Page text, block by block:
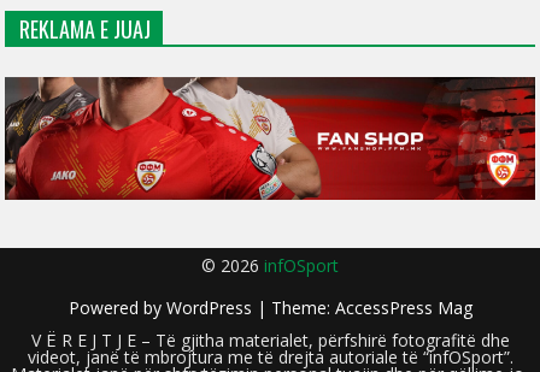
REKLAMA E JUAJ
© 2026 infOSport
Powered by WordPress | Theme: AccessPress Mag
V Ë R E J T J E – Të gjitha materialet, përfshirë fotografitë dhe
videot, janë të mbrojtura me të drejta autoriale të “infOSport”.